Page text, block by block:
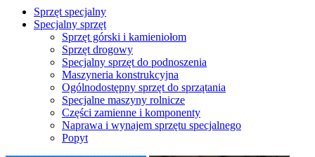
Sprzęt specjalny
Specjalny sprzęt
Sprzęt górski i kamieniołom
Sprzęt drogowy
Specjalny sprzęt do podnoszenia
Maszyneria konstrukcyjna
Ogólnodostępny sprzęt do sprzątania
Specjalne maszyny rolnicze
Części zamienne i komponenty
Naprawa i wynajem sprzętu specjalnego
Popyt